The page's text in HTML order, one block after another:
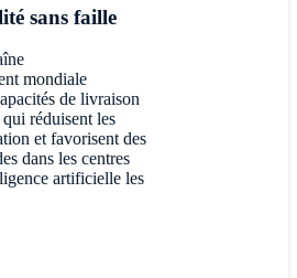
sans faille
mondiale
de livraison
qui réduisent les
et favorisent des
dans les centres
artificielle les